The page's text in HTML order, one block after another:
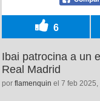
6
Ibai patrocina a un
Real Madrid
por flamenquin el 7 feb 2025,